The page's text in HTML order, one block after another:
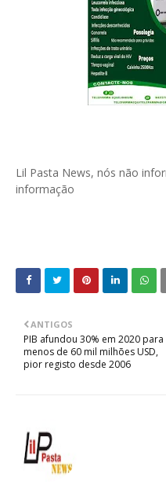
Lil Pasta News, nós não
informação
ANTIGOS
PIB afundou 30% em 2020 para
menos de 60 mil milhões USD,
pior registo desde 2006